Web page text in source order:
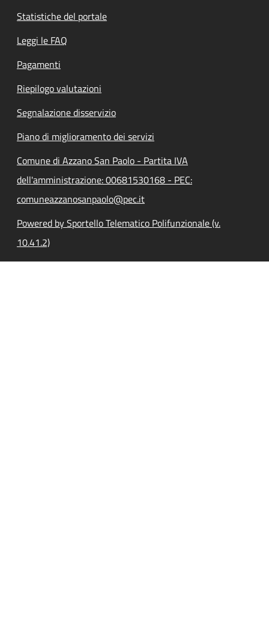
Statistiche del portale
Leggi le FAQ
Pagamenti
Riepilogo valutazioni
Segnalazione disservizio
Piano di miglioramento dei servizi
Comune di Azzano San Paolo - Partita IVA
dell'amministrazione: 00681530168 - PEC:
comuneazzanosanpaolo@pec.it
Powered by Sportello Telematico Polifunzionale (v.
10.41.2)